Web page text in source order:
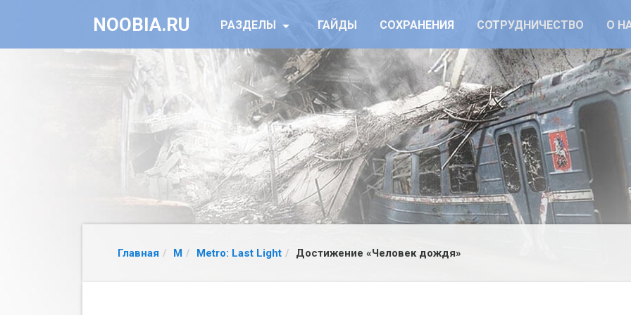
NOOBIA.RU РАЗДЕЛЫ ГАЙДЫ СОХРАНЕНИЯ СОТРУДНИЧЕСТВО О
Главная M Metro: Last Light Достижение «Человек дождя»